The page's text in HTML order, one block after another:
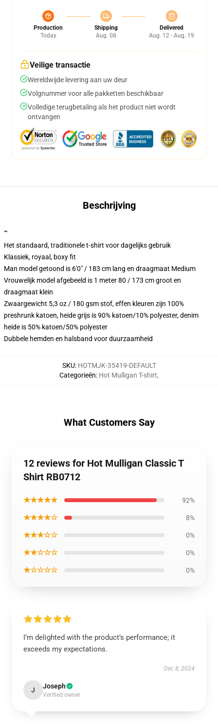
Production
Today
Shipping
Aug. 08
Delivered
Aug. 12 - Aug. 19
Veilige transactie
Wereldwijde levering aan uw deur
Volgnummer voor alle pakketten beschikbaar
Volledige terugbetaling als het product niet wordt
ontvangen
Beschrijving
""
Het standaard, traditionele t-shirt voor dagelijks gebruik
Klassiek, royaal, boxy fit
Man model getoond is 6'0" / 183 cm lang en draagmaat Medium
Vrouwelijk model afgebeeld is 1 meter 80 / 173 cm groot en
draagmaat klein
Zwaargewicht 5,3 oz / 180 gsm stof, effen kleuren zijn 100%
preshrunk katoen, heide grijs is 90% katoen/10% polyester, denim
heide is 50% katoen/50% polyester
Dubbele hemden en halsband voor duurzaamheid
SKU: HOTMJK-35419-DEFAULT
Categorieën: Hot Mulligan T-shirt,
What Customers Say
12 reviews for Hot Mulligan Classic T
Shirt RB0712
★★★★★ 92%
★★★★☆ 8%
★★★☆☆ 0%
★★☆☆☆ 0%
★☆☆☆☆ 0%
I’m delighted with the product’s performance; it
exceeds my expectations.
Dec 8, 2024
J Joseph
Verified owner